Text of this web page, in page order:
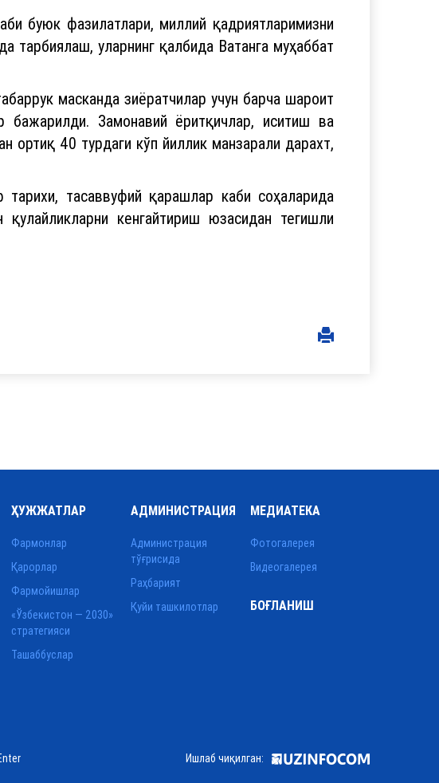
буюк фазилатлари, миллий қадриятларимизни
уларнинг қалбида Ватанга муҳаббат
масканда зиёратчилар учун барча шароит
Замонавий ёритқичлар, иситиш ва
40 турдаги кўп йиллик манзарали дарахт,
тасаввуфий қарашлар каби соҳаларида
кенгайтириш юзасидан тегишли
ҲУЖЖАТЛАР
Фармонлар
Қарорлар
Фармойишлар
«Ўзбекистон — 2030»
стратегияси
Ташаббуслар
АДМИНИСТРАЦИЯ
Администрация
тўғрисида
Раҳбарият
Қуйи ташкилотлар
МЕДИАТЕКА
Фотогалерея
Видеогалерея
БОҒЛАНИШ
Ишлаб чиқилган: